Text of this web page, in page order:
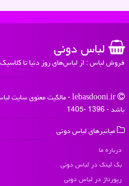
لباس دونی
فروش لباس : از لباس‌های روز دنیا تا
باشد - 1396 -1405
میانبرهای لباس دونی
درباره ما
بک لینک در لباس دونی
رپورتاژ در لباس دونی